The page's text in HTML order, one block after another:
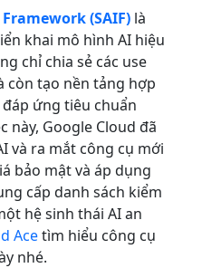
(SAIF) là
khai mô hình AI hiệu
chỉ chia sẻ các use
còn tạo nền tảng hợp
ứng tiêu chuẩn
này, Google Cloud đã
và ra mắt công cụ mới
bảo mật và áp dụng
cấp danh sách kiểm
hệ sinh thái AI an
Acetìm hiểu công cụ
nhé.